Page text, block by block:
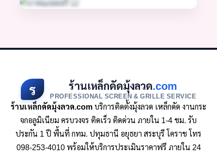
ร ร้านเหล็กดัดมุ้งลวด.com
PROFESSIONAL SCREEN & GRILLE SERVICE
ร้านเหล็กดัดมุ้งลวด.comบริการติดตั้งมุ้งลวด เหล็กดัด งานกระ
จกอลูมิเนียม ครบวงจร ติดเร็ว ติดด่วน ภายใน 1-4 ชม. รับ
ประกัน 1 ปี พื้นที่ กทม. ปทุมธานี อยุธยา สระบุรี โคราช โทร
098-253-4010 พร้อมให้บริการประเมินราคาฟรี ภายใน 24